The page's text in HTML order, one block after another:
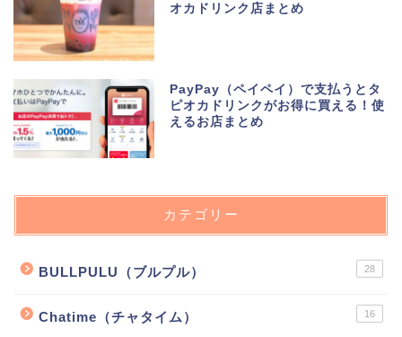
オカドリンク店まとめ
PayPay（ペイペイ）で支払うとタ
ピオカドリンクがお得に買える！使
えるお店まとめ
カテゴリー
BULLPULU（ブルプル） 28
Chatime（チャタイム） 16